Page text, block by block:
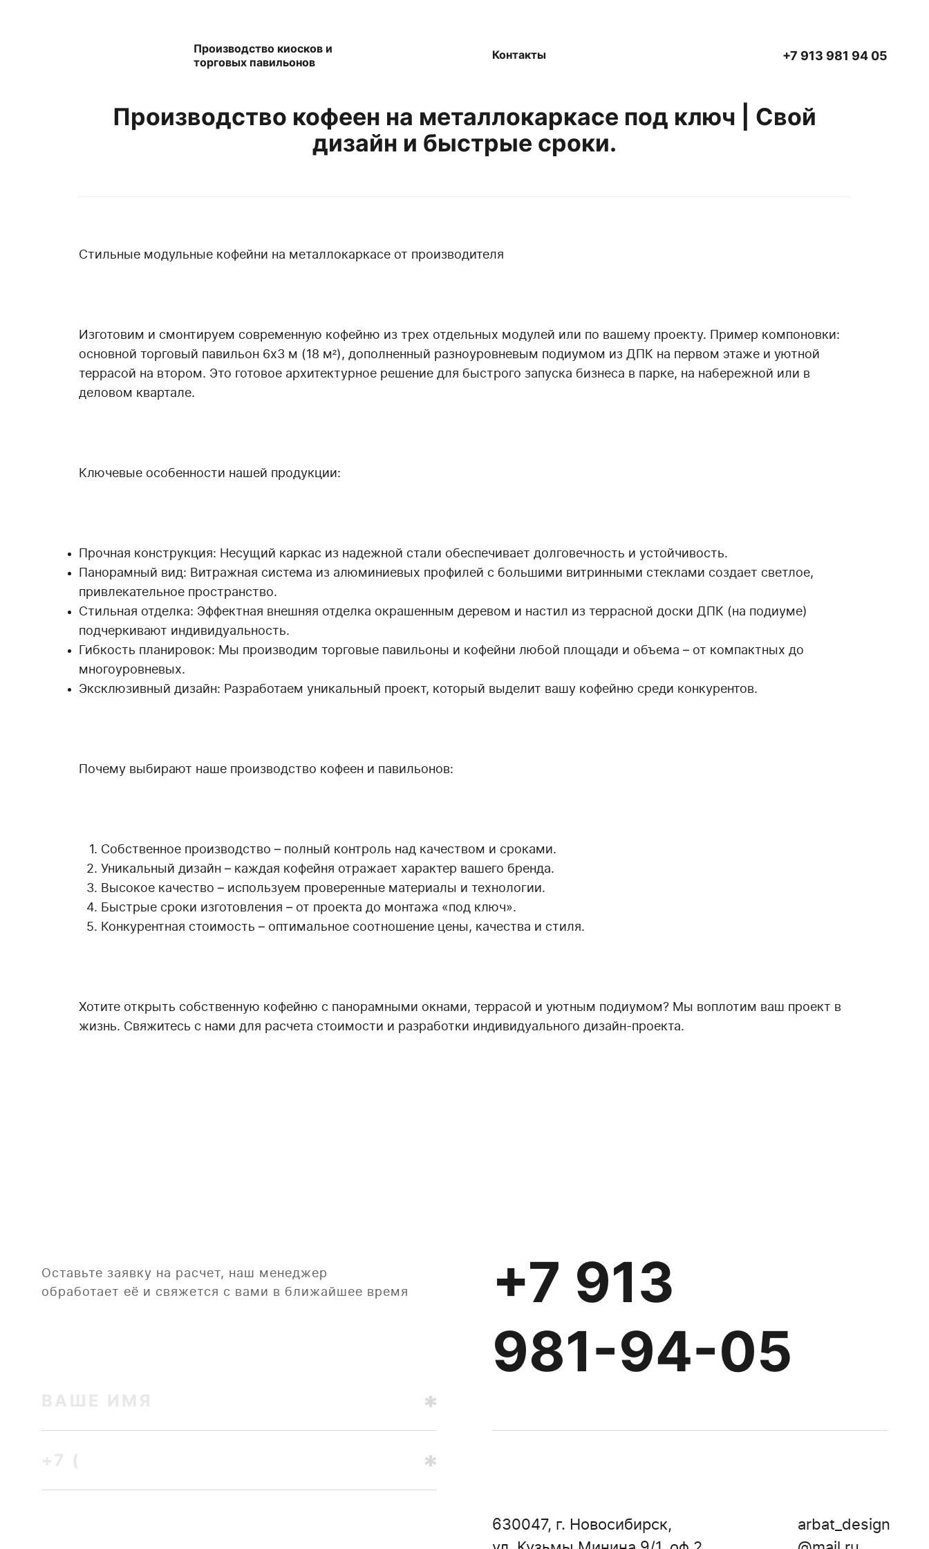
Производство киосков и
торговых павильонов
Контакты +7 913 981 94 05
Производство кофеен на металлокаркасе под ключ | Свой
дизайн и быстрые сроки.
Стильные модульные кофейни на металлокаркасе от производителя
Изготовим и смонтируем современную кофейню из трех отдельных модулей или по вашему проекту. Пример компоновки:
основной торговый павильон 6х3 м (18 м²), дополненный разноуровневым подиумом из ДПК на первом этаже и уютной
террасой на втором. Это готовое архитектурное решение для быстрого запуска бизнеса в парке, на набережной или в
деловом квартале.
Ключевые особенности нашей продукции:
Прочная конструкция: Несущий каркас из надежной стали обеспечивает долговечность и устойчивость.
Панорамный вид: Витражная система из алюминиевых профилей с большими витринными стеклами создает светлое,
привлекательное пространство.
Стильная отделка: Эффектная внешняя отделка окрашенным деревом и настил из террасной доски ДПК (на подиуме)
подчеркивают индивидуальность.
Гибкость планировок: Мы производим торговые павильоны и кофейни любой площади и объема – от компактных до
многоуровневых.
Эксклюзивный дизайн: Разработаем уникальный проект, который выделит вашу кофейню среди конкурентов.
Почему выбирают наше производство кофеен и павильонов:
Собственное производство – полный контроль над качеством и сроками.
Уникальный дизайн – каждая кофейня отражает характер вашего бренда.
Высокое качество – используем проверенные материалы и технологии.
Быстрые сроки изготовления – от проекта до монтажа «под ключ».
Конкурентная стоимость – оптимальное соотношение цены, качества и стиля.
Хотите открыть собственную кофейню с панорамными окнами, террасой и уютным подиумом? Мы воплотим ваш проект в
жизнь. Свяжитесь с нами для расчета стоимости и разработки индивидуального дизайн-проекта.
Оставьте заявку на расчет, наш менеджер
обработает её и свяжется с вами в ближайшее время
+7 913
981-94-05
630047, г. Новосибирск,
arbat_design